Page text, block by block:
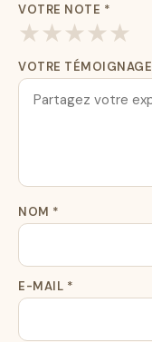
VOTRE NOTE *
★★★★★
VOTRE TÉMOIGNAGE
NOM *
E-MAIL *